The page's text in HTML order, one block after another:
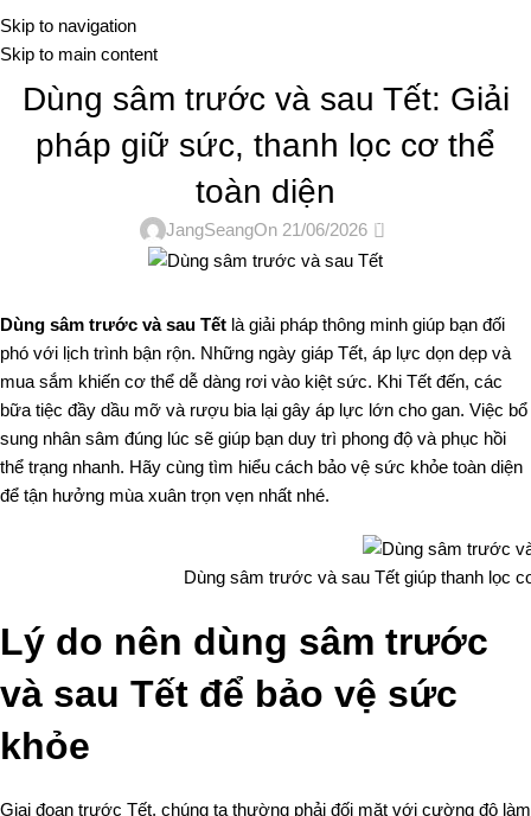
Skip to navigation
Skip to main content
Dùng sâm trước và sau Tết: Giải
pháp giữ sức, thanh lọc cơ thể
toàn diện
JangSeangOn 21/06/2026 0
Dùng sâm trước và sau Tết là giải pháp thông minh giúp bạn đối
phó với lịch trình bận rộn. Những ngày giáp Tết, áp lực dọn dẹp và
mua sắm khiến cơ thể dễ dàng rơi vào kiệt sức. Khi Tết đến, các
bữa tiệc đầy dầu mỡ và rượu bia lại gây áp lực lớn cho gan. Việc bổ
sung nhân sâm đúng lúc sẽ giúp bạn duy trì phong độ và phục hồi
thể trạng nhanh. Hãy cùng tìm hiểu cách bảo vệ sức khỏe toàn diện
để tận hưởng mùa xuân trọn vẹn nhất nhé.
Dùng sâm trước và sau Tết giúp thanh lọc
Lý do nên dùng sâm trước
và sau Tết để bảo vệ sức
khỏe
Giai đoạn trước Tết, chúng ta thường phải đối mặt với cường độ làm